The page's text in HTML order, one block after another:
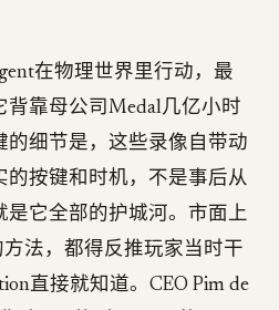
在物理世界里行动，最
靠母公司Medal几亿小时
的细节是，这些录像自带动
的按键和时机，不是事后从
是它全部的护城河。市面上
方法，都得反推玩家当时干
直接就知道。CEO Pim de